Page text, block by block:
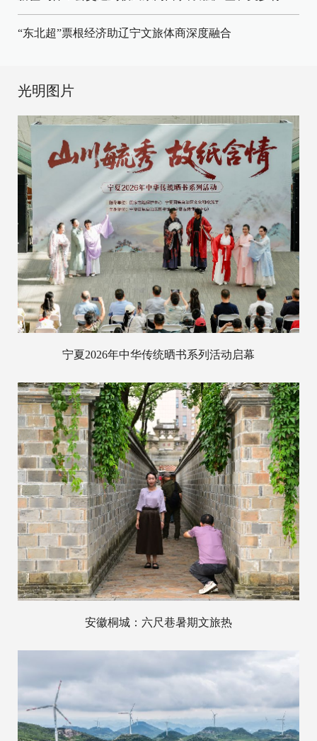
“东北超”票根经济助辽宁文旅体商深度融合
光明图片
宁夏2026年中华传统晒书系列活动启幕
安徽桐城：六尺巷暑期文旅热